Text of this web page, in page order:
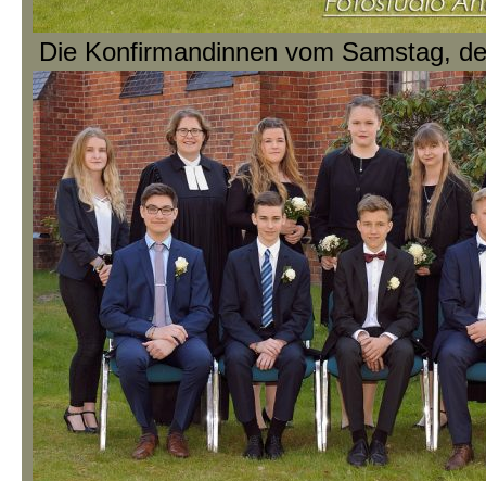
Die Konfirmandinnen vom Samstag,